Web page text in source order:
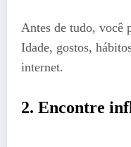
Antes de tudo, você
Idade, gostos,
internet.
2. Encontre